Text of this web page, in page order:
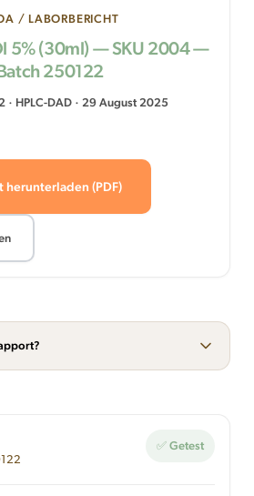
/ LABORBERICHT
5% (30ml) — SKU 2004 —
250122
· HPLC-DAD · 29 August 2025
herunterladen (PDF)
✅ Getest